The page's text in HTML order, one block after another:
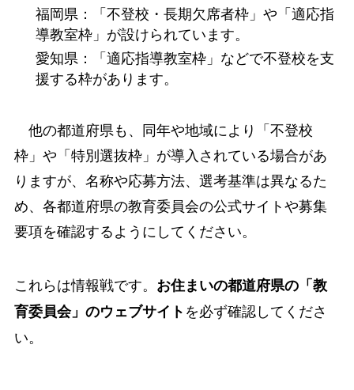
福岡県：「不登校・長期欠席者枠」や「適応指
導教室枠」が設けられています。
愛知県：「適応指導教室枠」などで不登校を支
援する枠があります。
他の都道府県も、同年や地域により「不登校
枠」や「特別選抜枠」が導入されている場合があ
りますが、名称や応募方法、選考基準は異なるた
め、各都道府県の教育委員会の公式サイトや募集
要項を確認するようにしてください。
これらは情報戦です。 お住まいの都道府県の「教
育委員会」のウェブサイトを必ず確認してくださ
い。